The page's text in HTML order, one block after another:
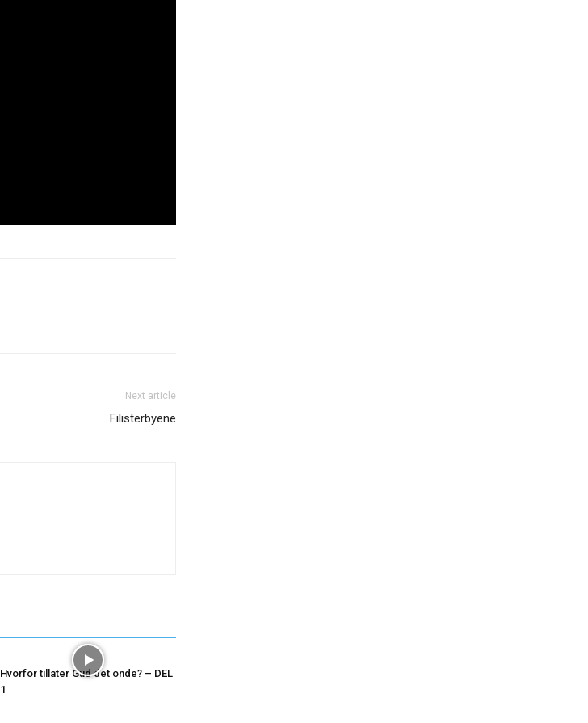
Next article
Filisterbyene
Hvorfor tillater Gud det onde? – DEL
1